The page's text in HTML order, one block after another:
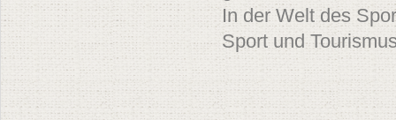
In der Welt des
Sport und